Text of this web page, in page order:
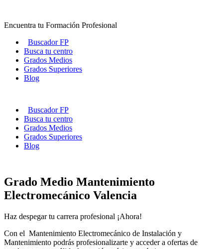
contenido
Encuentra tu Formación Profesional
Buscador FP
Busca tu centro
Grados Medios
Grados Superiores
Blog
Buscador FP
Busca tu centro
Grados Medios
Grados Superiores
Blog
Grado Medio Mantenimiento
Electromecánico Valencia
Haz despegar tu carrera profesional ¡Ahora!
Con el Mantenimiento Electromecánico de Instalación y
Mantenimiento podrás profesionalizarte y acceder a ofertas de